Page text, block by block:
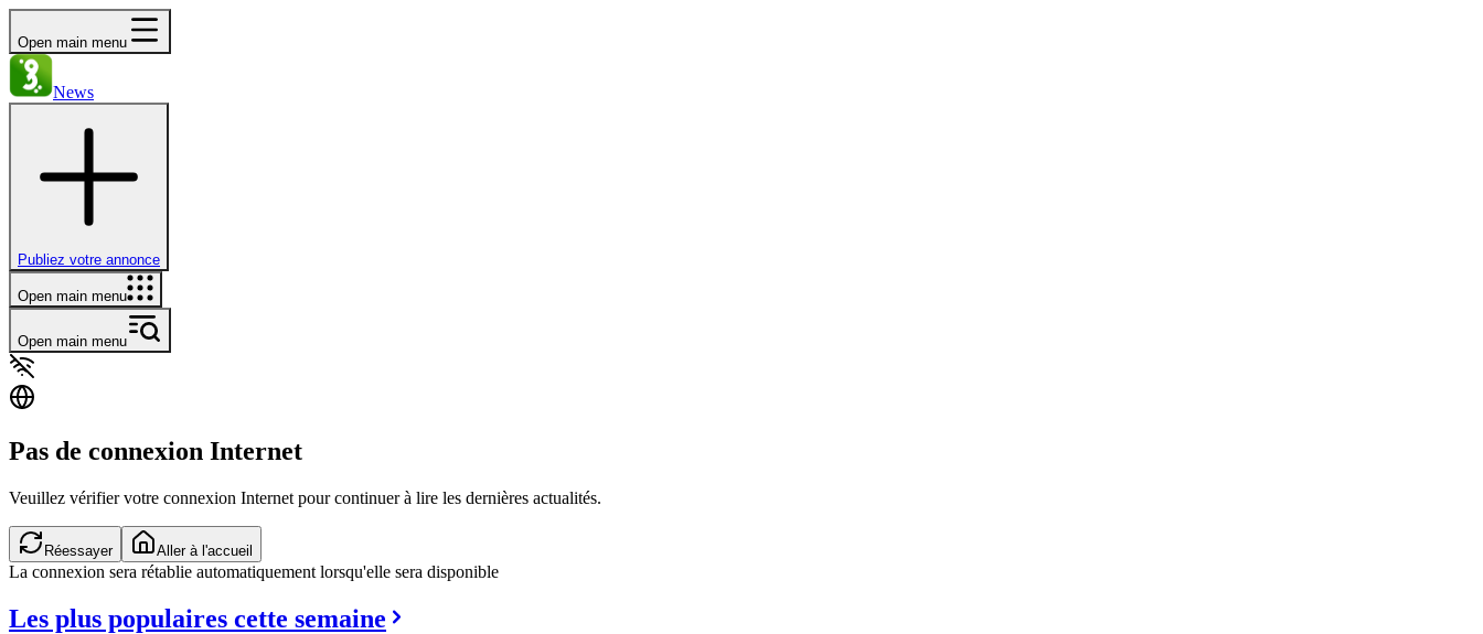
Open main menu
News
Publiez votre annonce
Open main menu
Open main menu
Pas de connexion Internet
Veuillez vérifier votre connexion Internet pour continuer à lire les dernières actualités.
Réessayer Aller à l'accueil
La connexion sera rétablie automatiquement lorsqu'elle sera disponible
Les plus populaires cette semaine